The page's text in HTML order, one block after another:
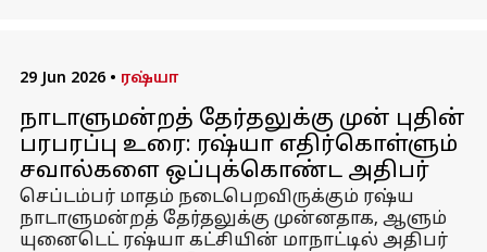
29 Jun 2026 • ரஷ்யா
நாடாளுமன்றத் தேர்தலுக்கு முன் புதின்
பரபரப்பு உரை: ரஷ்யா எதிர்கொள்ளும்
சவால்களை ஒப்புக்கொண்ட அதிபர்
செப்டம்பர் மாதம் நடைபெறவிருக்கும் ரஷ்ய
நாடாளுமன்றத் தேர்தலுக்கு முன்னதாக, ஆளும்
யுனைடெட் ரஷ்யா கட்சியின் மாநாட்டில் அதிபர்